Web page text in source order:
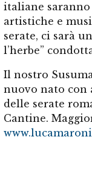
italiane
artistiche e
serate, ci sarà
l’herbe”
Il nostro
nuovo nato con
delle serate
Cantine.